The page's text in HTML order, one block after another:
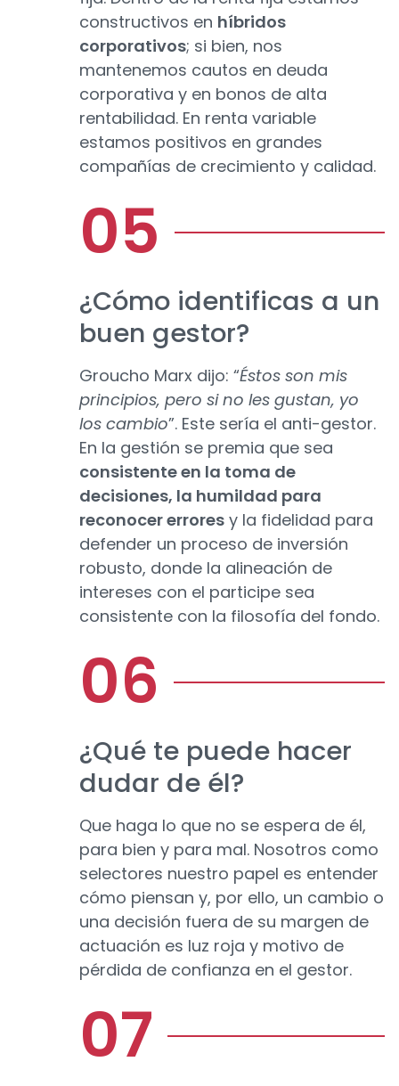
constructivos en híbridos
corporativos; si bien, nos
mantenemos cautos en deuda
corporativa y en bonos de alta
rentabilidad. En renta variable
estamos positivos en grandes
compañías de crecimiento y calidad.
¿Cómo identificas a un
buen gestor?
Groucho Marx dijo: “Éstos son mis
principios, pero si no les gustan, yo
los cambio”. Este sería el anti-gestor.
En la gestión se premia que sea
consistente en la toma de
decisiones, la humildad para
reconocer errores y la fidelidad para
defender un proceso de inversión
robusto, donde la alineación de
intereses con el participe sea
consistente con la filosofía del fondo.
¿Qué te puede hacer
dudar de él?
Que haga lo que no se espera de él,
para bien y para mal. Nosotros como
selectores nuestro papel es entender
cómo piensan y, por ello, un cambio o
una decisión fuera de su margen de
actuación es luz roja y motivo de
pérdida de confianza en el gestor.